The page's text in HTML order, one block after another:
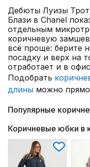
Дебюты Луизы
Блази в Chanel
отдельным
коричневую
всё проще: берите
посадку и верх на
отработает и в
Подобрать
длины можно прямо
Популярные
Коричневые юбки в